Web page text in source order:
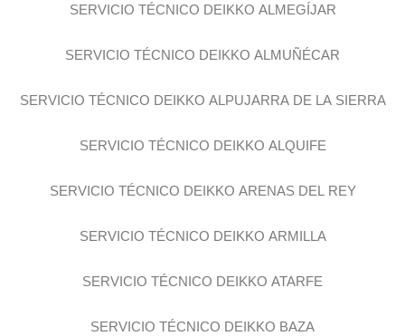
SERVICIO TÉCNICO DEIKKO ALMEGÍJAR
SERVICIO TÉCNICO DEIKKO ALMUÑÉCAR
SERVICIO TÉCNICO DEIKKO ALPUJARRA DE LA SIERRA
SERVICIO TÉCNICO DEIKKO ALQUIFE
SERVICIO TÉCNICO DEIKKO ARENAS DEL REY
SERVICIO TÉCNICO DEIKKO ARMILLA
SERVICIO TÉCNICO DEIKKO ATARFE
SERVICIO TÉCNICO DEIKKO BAZA